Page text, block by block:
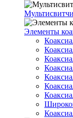
Мультисвитчи
Элементы